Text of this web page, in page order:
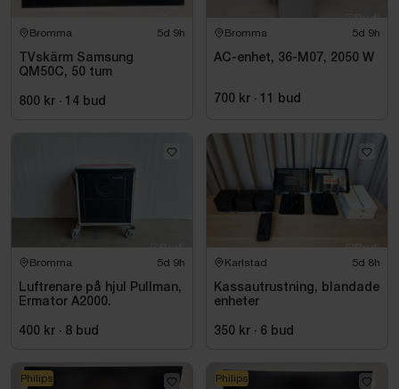
Bromma 5d 9h
TVskärm Samsung
QM50C, 50 tum
800 kr · 14 bud
Bromma 5d 9h
AC-enhet, 36-M07, 2050 W
700 kr · bud
Bromma 5d 9h
Luftrenare på hjul Pullman,
Ermator A2000.
400 kr · 8 bud
Karlstad 5d 8h
Kassautrustning, blandade
enheter
350 kr · 6 bud
Philips Philips